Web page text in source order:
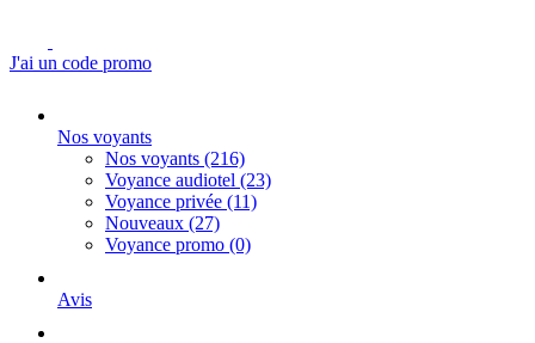
J'ai un code promo
Nos voyants
Nos voyants (216)
Voyance audiotel (23)
Voyance privée (11)
Nouveaux (27)
Voyance promo (0)
Avis